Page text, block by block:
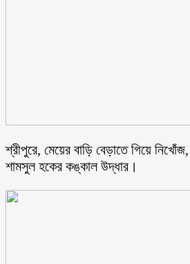
শ্রীপুরে, মেয়ের বাড়ি বেড়াতে গিয়ে
শামসুল হকের কঙ্কাল উদ্ধার।